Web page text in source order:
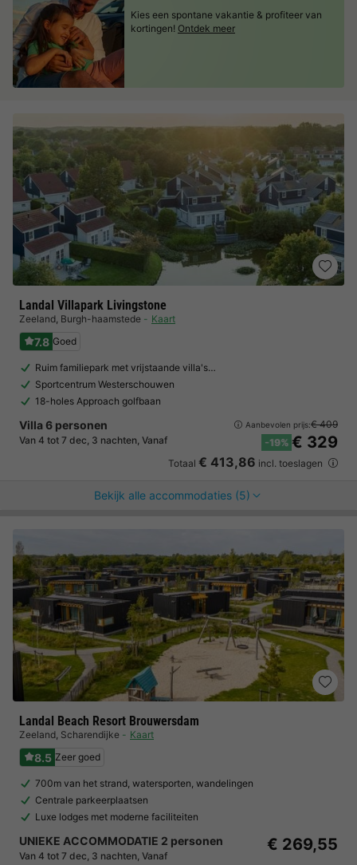
Landal Villapark Livingstone
Zeeland, Burgh-haamstede Kaart
7.8 Goed
Ruim familiepark met vrijstaande villa's…
Sportcentrum Westerschouwen
18-holes Approach golfbaan
Villa 6 personen
Van 4 tot 7 dec, 3 nachten, Vanaf
Aanbevolen prijs:€ 409
-19% € 329
Totaal € 413,86 incl. toeslagen
Bekijk alle accommodaties (5)
Landal Beach Resort Brouwersdam
Zeeland, Scharendijke Kaart
8.5 Zeer goed
700m van het strand, watersporten, wandelingen
Centrale parkeerplaatsen
Luxe lodges met moderne faciliteiten
UNIEKE ACCOMMODATIE 2 personen
Van 4 tot 7 dec, 3 nachten, Vanaf
€ 269,55
Kies een spontane vakantie & profiteer van
kortingen! Ontdek meer